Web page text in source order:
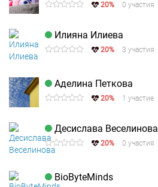
20% 0 участия
Илияна Илиева
20% 3 участия
Аделина Петкова
20% 1 участие
Десислава Веселинова
20% 0 участия
BioByteMinds